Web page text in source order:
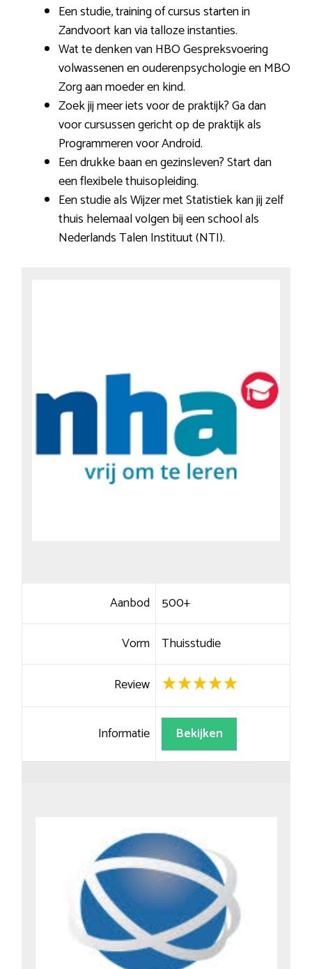
Een studie, training of cursus starten in
Zandvoort kan via talloze instanties.
Wat te denken van HBO Gespreksvoering
volwassenen en ouderenpsychologie en MBO
Zorg aan moeder en kind.
Zoek jij meer iets voor de praktijk? Ga dan
voor cursussen gericht op de praktijk als
Programmeren voor Android.
Een drukke baan en gezinsleven? Start dan
een flexibele thuisopleiding.
Een studie als Wijzer met Statistiek kan jij zelf
thuis helemaal volgen bij een school als
Nederlands Talen Instituut (NTI).
Aanbod 500+
Vorm Thuisstudie
Review
Informatie Bekijken